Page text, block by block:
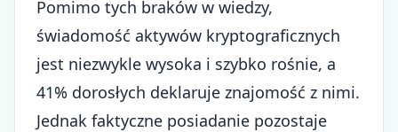
Pomimo tych braków w wiedzy,
świadomość aktywów kryptograficznych
jest niezwykle wysoka i szybko rośnie, a
41% dorosłych deklaruje znajomość z nimi.
Jednak faktyczne posiadanie pozostaje